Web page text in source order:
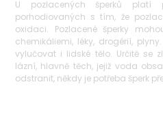
U pozlacených šperků
porhodiovaných s tím, že
oxidaci. Pozlacené šperky
chemikáliemi, léky, drogérií,
vylučovat i lidské tělo. Určitě se
lázní, hlavně těch, jejiž voda
odstranit, někdy je potřeba šperk